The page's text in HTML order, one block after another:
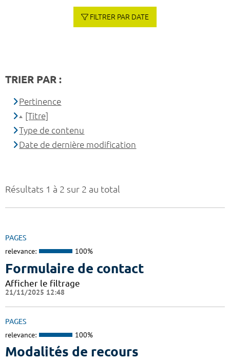
Résultats 1 à 2 sur 2 au total
PAGES
relevance: 100%
Formulaire de contact
Afficher le filtrage
21/11/2025 12:48
PAGES
relevance: 100%
Modalités de recours
FILTRER PAR DATE
TRIER PAR :
Pertinence
[Titre]
Type de contenu
Date de dernière modification